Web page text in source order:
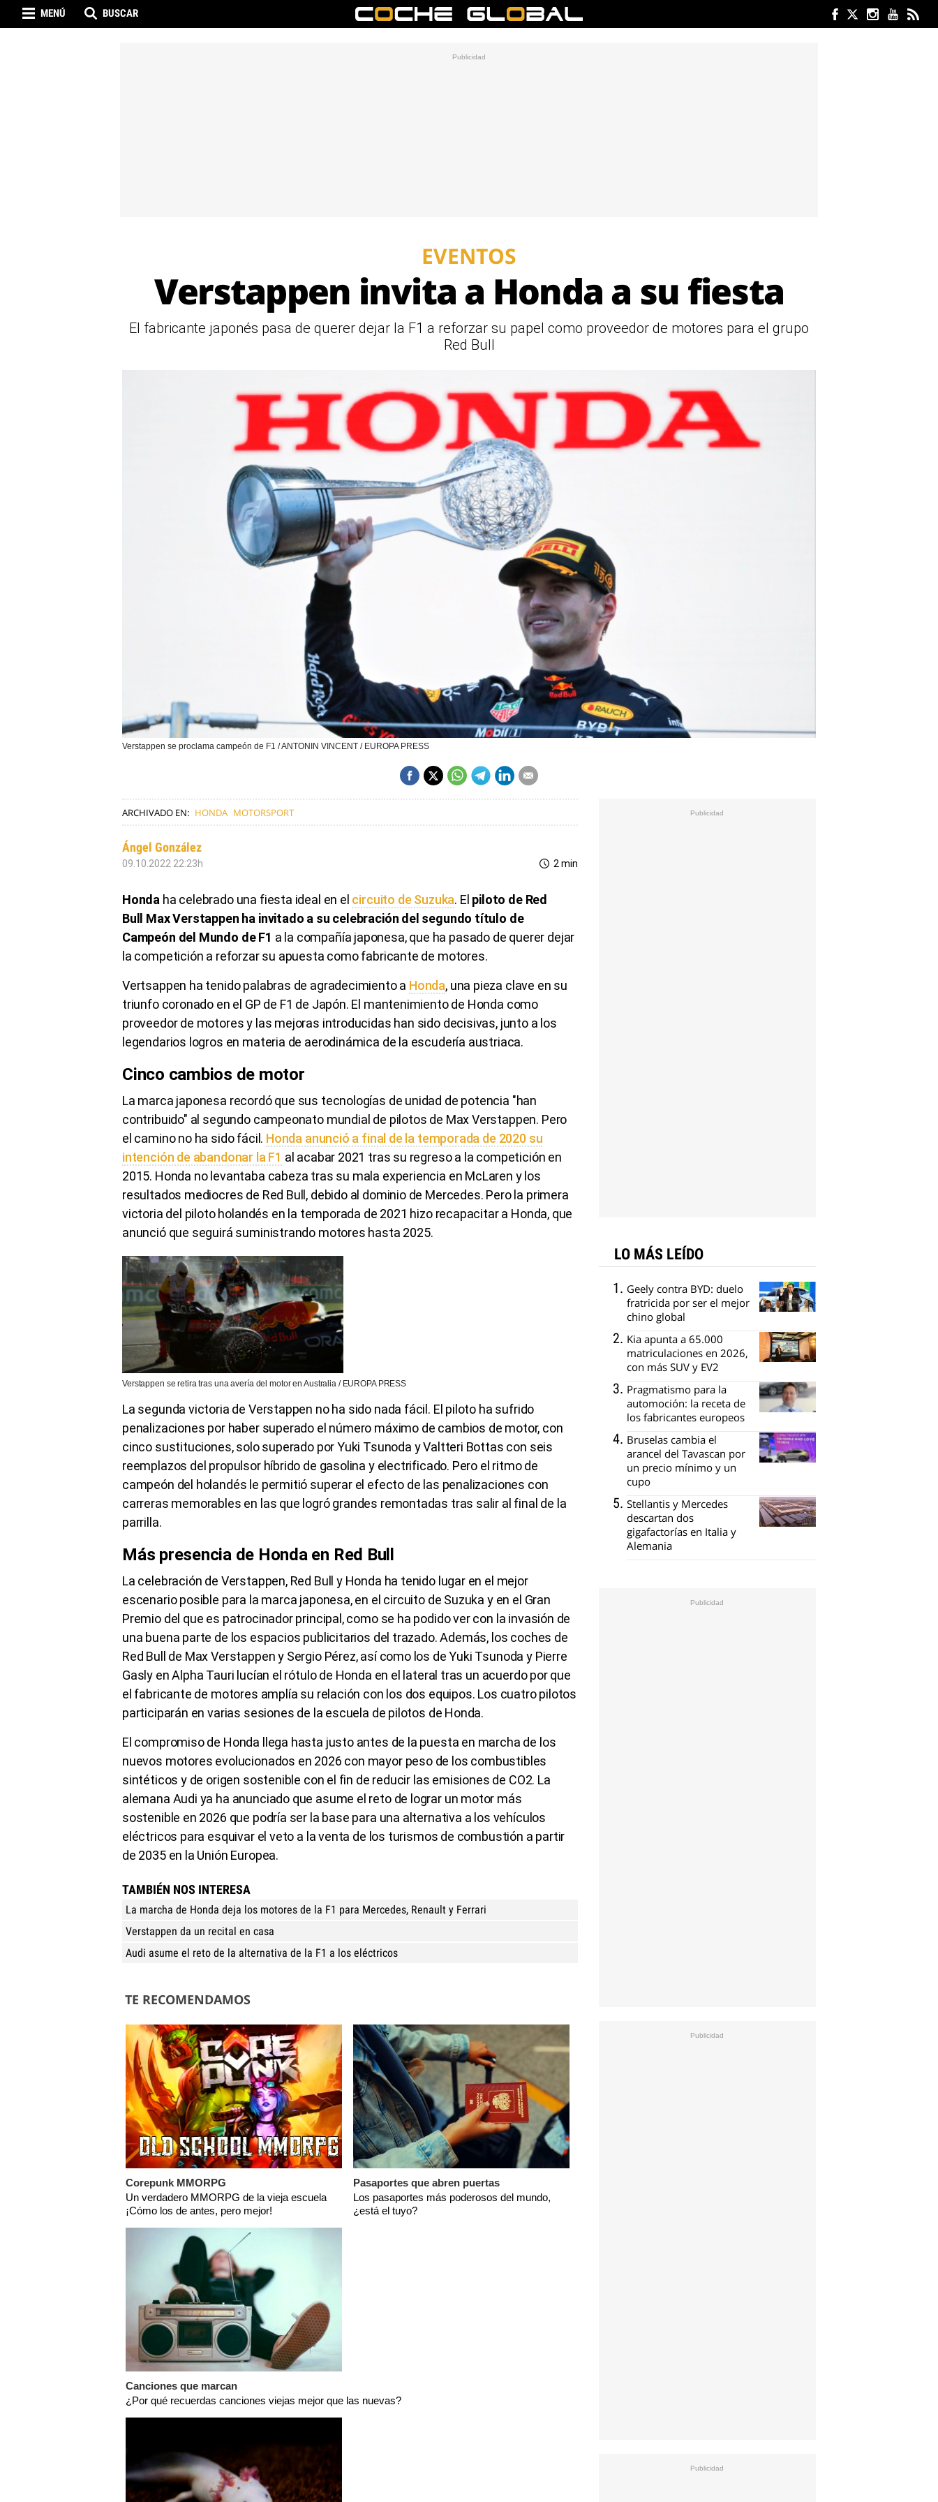
MENÚ BUSCAR
EVENTOS
Verstappen invita a Honda a su fiesta
El fabricante japonés pasa de querer dejar la F1 a reforzar su papel como proveedor de motores para el grupo
Red Bull
Verstappen se proclama campeón de F1 / ANTONIN VINCENT / EUROPA PRESS
ARCHIVADO EN: HONDA MOTORSPORT
Ángel González
09.10.2022 22:23h 2 min
Honda ha celebrado una fiesta ideal en el circuito de Suzuka. El piloto de Red
Bull Max Verstappen ha invitado a su celebración del segundo título de
Campeón del Mundo de F1 a la compañía japonesa, que ha pasado de querer dejar
la competición a reforzar su apuesta como fabricante de motores.
Vertsappen ha tenido palabras de agradecimiento a Honda, una pieza clave en su
triunfo coronado en el GP de F1 de Japón. El mantenimiento de Honda como
proveedor de motores y las mejoras introducidas han sido decisivas, junto a los
legendarios logros en materia de aerodinámica de la escudería austriaca.
Cinco cambios de motor
La marca japonesa recordó que sus tecnologías de unidad de potencia "han
contribuido" al segundo campeonato mundial de pilotos de Max Verstappen. Pero
el camino no ha sido fácil. Honda anunció a final de la temporada de 2020 su
intención de abandonar la F1 al acabar 2021 tras su regreso a la competición en
2015. Honda no levantaba cabeza tras su mala experiencia en McLaren y los
resultados mediocres de Red Bull, debido al dominio de Mercedes. Pero la primera
victoria del piloto holandés en la temporada de 2021 hizo recapacitar a Honda, que
anunció que seguirá suministrando motores hasta 2025.
Verstappen se retira tras una avería del motor en Australia / EUROPA PRESS
La segunda victoria de Verstappen no ha sido nada fácil. El piloto ha sufrido
penalizaciones por haber superado el número máximo de cambios de motor, con
cinco sustituciones, solo superado por Yuki Tsunoda y Valtteri Bottas con seis
reemplazos del propulsor híbrido de gasolina y electrificado. Pero el ritmo de
campeón del holandés le permitió superar el efecto de las penalizaciones con
carreras memorables en las que logró grandes remontadas tras salir al final de la
parrilla.
Más presencia de Honda en Red Bull
La celebración de Verstappen, Red Bull y Honda ha tenido lugar en el mejor
escenario posible para la marca japonesa, en el circuito de Suzuka y en el Gran
Premio del que es patrocinador principal, como se ha podido ver con la invasión de
una buena parte de los espacios publicitarios del trazado. Además, los coches de
Red Bull de Max Verstappen y Sergio Pérez, así como los de Yuki Tsunoda y Pierre
Gasly en Alpha Tauri lucían el rótulo de Honda en el lateral tras un acuerdo por que
el fabricante de motores amplía su relación con los dos equipos. Los cuatro pilotos
participarán en varias sesiones de la escuela de pilotos de Honda.
El compromiso de Honda llega hasta justo antes de la puesta en marcha de los
nuevos motores evolucionados en 2026 con mayor peso de los combustibles
sintéticos y de origen sostenible con el fin de reducir las emisiones de CO2. La
alemana Audi ya ha anunciado que asume el reto de lograr un motor más
sostenible en 2026 que podría ser la base para una alternativa a los vehículos
eléctricos para esquivar el veto a la venta de los turismos de combustión a partir
de 2035 en la Unión Europea.
TAMBIÉN NOS INTERESA
La marcha de Honda deja los motores de la F1 para Mercedes, Renault y Ferrari
Verstappen da un recital en casa
Audi asume el reto de la alternativa de la F1 a los eléctricos
TE RECOMENDAMOS
Corepunk MMORPG
Un verdadero MMORPG de la vieja escuela
¡Cómo los de antes, pero mejor!
Pasaportes que abren puertas
Los pasaportes más poderosos del mundo,
¿está el tuyo?
Canciones que marcan
¿Por qué recuerdas canciones viejas mejor que las nuevas?
LO MÁS LEÍDO
Geely contra BYD: duelo
fratricida por ser el mejor
chino global
Kia apunta a 65.000
matriculaciones en 2026,
con más SUV y EV2
Pragmatismo para la
automoción: la receta de
los fabricantes europeos
Bruselas cambia el
arancel del Tavascan por
un precio mínimo y un
cupo
Stellantis y Mercedes
descartan dos
gigafactorías en Italia y
Alemania